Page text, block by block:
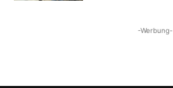
-Werbung-